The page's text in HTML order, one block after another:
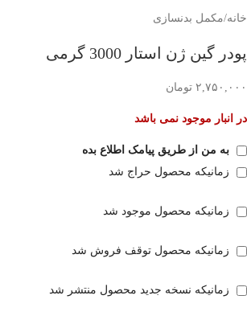
خانه/مکمل بدنسازی
پودر گین ژن استار 3000 گرمی
۲,۷۵۰,۰۰۰ تومان
در انبار موجود نمی باشد
به من از طریق پیامک اطلاع بده
زمانیکه محصول حراج شد
زمانیکه محصول موجود شد
زمانیکه محصول توقف فروش شد
زمانیکه نسخه جدید محصول منتشر شد